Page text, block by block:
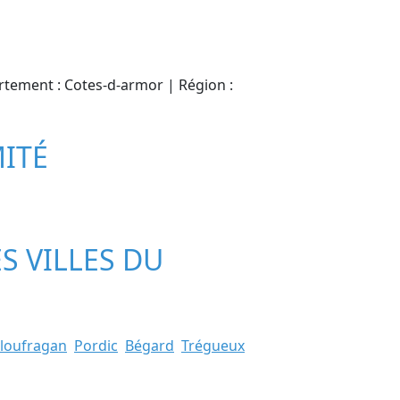
: Cotes-d-armor | Région :
VILLES DU
Pordic Bégard Trégueux